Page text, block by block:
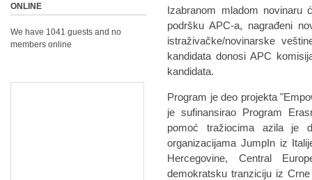
Izabranom mladom novinaru
podršku APC-a, nagrađeni
istraživačke/novinarske
kandidata donosi APC
kandidata.
Program je deo projekta
je sufinansirao Program
pomoć tražiocima azila je
organizacijama JumpIn iz
Hercegovine, Central
demokratsku tranziciju iz
ONLINE
We have 1041 guests and no
members online